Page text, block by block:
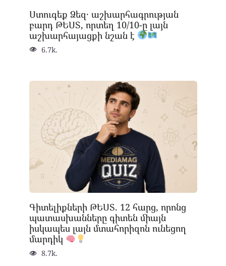
Ստուգեք Ձեզ․ աշխարհագրության
բարդ ԹԵՍՏ, որտեղ 10/10-ը լայն
աշխարհայացքի նշան է
6.7k.
Գիտելիքների ԹԵՍՏ. 12 հարց, որոնց
պատասխանները գիտեն միայն
իսկապես լայն մտահորիզոն ունեցող
մարդիկ
8.7k.